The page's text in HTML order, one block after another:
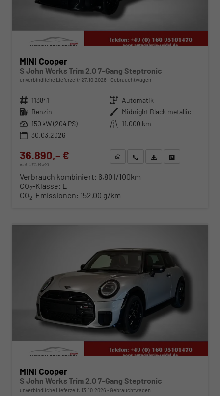
MINI Cooper
S John Works Trim 2.0 7-Gang Steptronic
unverbindliche Lieferzeit: 27.10.2026 Gebrauchtwagen
Fahrzeugnr. 113841 Getriebe Automatik
Kraftstoff Benzin Außenfarbe Midnight Black metallic
Leistung 150 kW (204 PS) Kilometerstand 11.000 km
30.03.2026
36.890,– €
incl. 19% MwSt.
WhatsApp anfragen
Wir rufen Sie anFahrzeugexposé (PDF)
Verbrauch kombiniert: 6,80 l/100km
CO2-Klasse: E
CO2-Emissionen: 152,00 g/km
MINI Cooper
S John Works Trim 2.0 7-Gang Steptronic
unverbindliche Lieferzeit: 13.10.2026 Gebrauchtwagen